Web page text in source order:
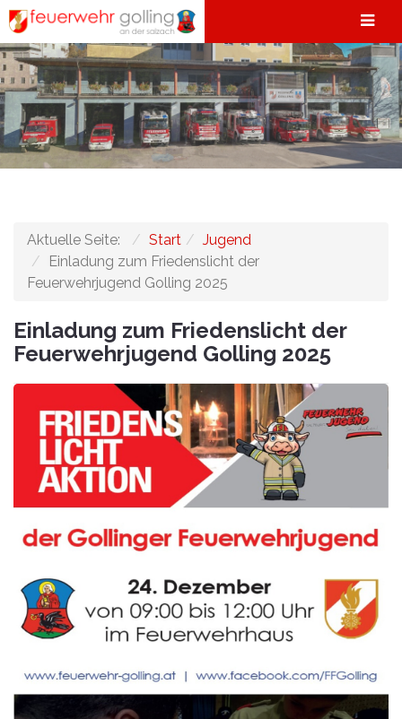
Aktuelle Seite: Start
Jugend
Einladung zum Friedenslicht der
Feuerwehrjugend Golling 2025
Einladung zum Friedenslicht der
Feuerwehrjugend Golling 2025